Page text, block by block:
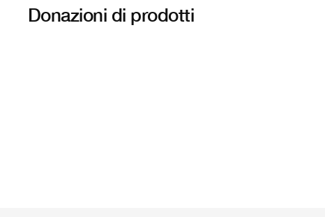
Donazioni di prodotti